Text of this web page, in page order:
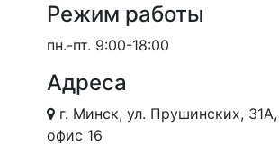
Режим работы
пн.-пт. 9:00-18:00
Адреса
г. Минск, ул. Прушинских,
офис 16